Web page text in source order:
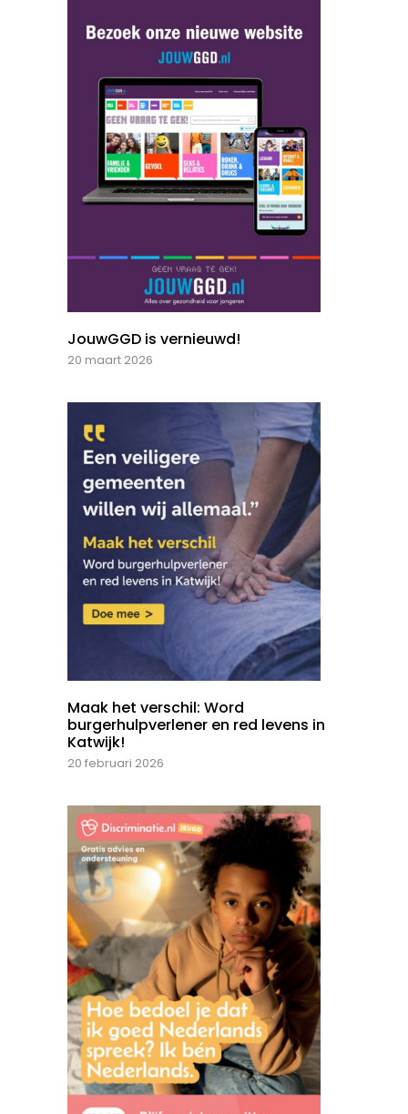
JouwGGD is vernieuwd!
20 maart 2026
Maak het verschil: Word
burgerhulpverlener en red levens in
Katwijk!
20 februari 2026